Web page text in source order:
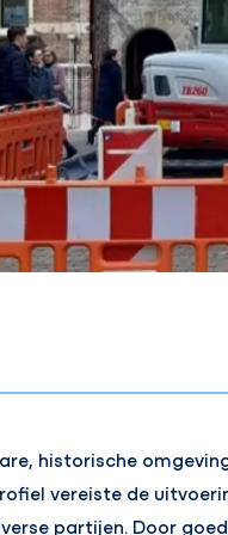
historische
vereiste de
partijen. Door goed